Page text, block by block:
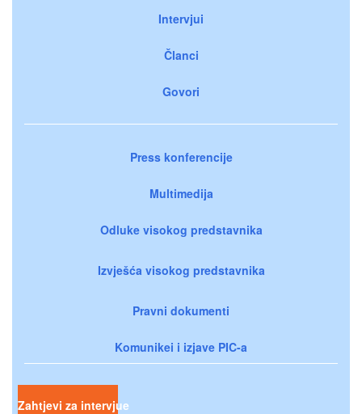
Intervjui
Članci
Govori
Press konferencije
Multimedija
Odluke visokog predstavnika
Izvješća visokog predstavnika
Pravni dokumenti
Komunikei i izjave PIC-a
Zahtjevi za intervjue